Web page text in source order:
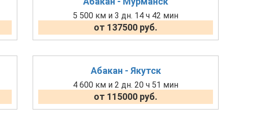
5 500 км и 3 дн. 14 ч 42 мин
от 137500 руб.
Абакан - Якутск
4 600 км и 2 дн. 20 ч 51 мин
от 115000 руб.